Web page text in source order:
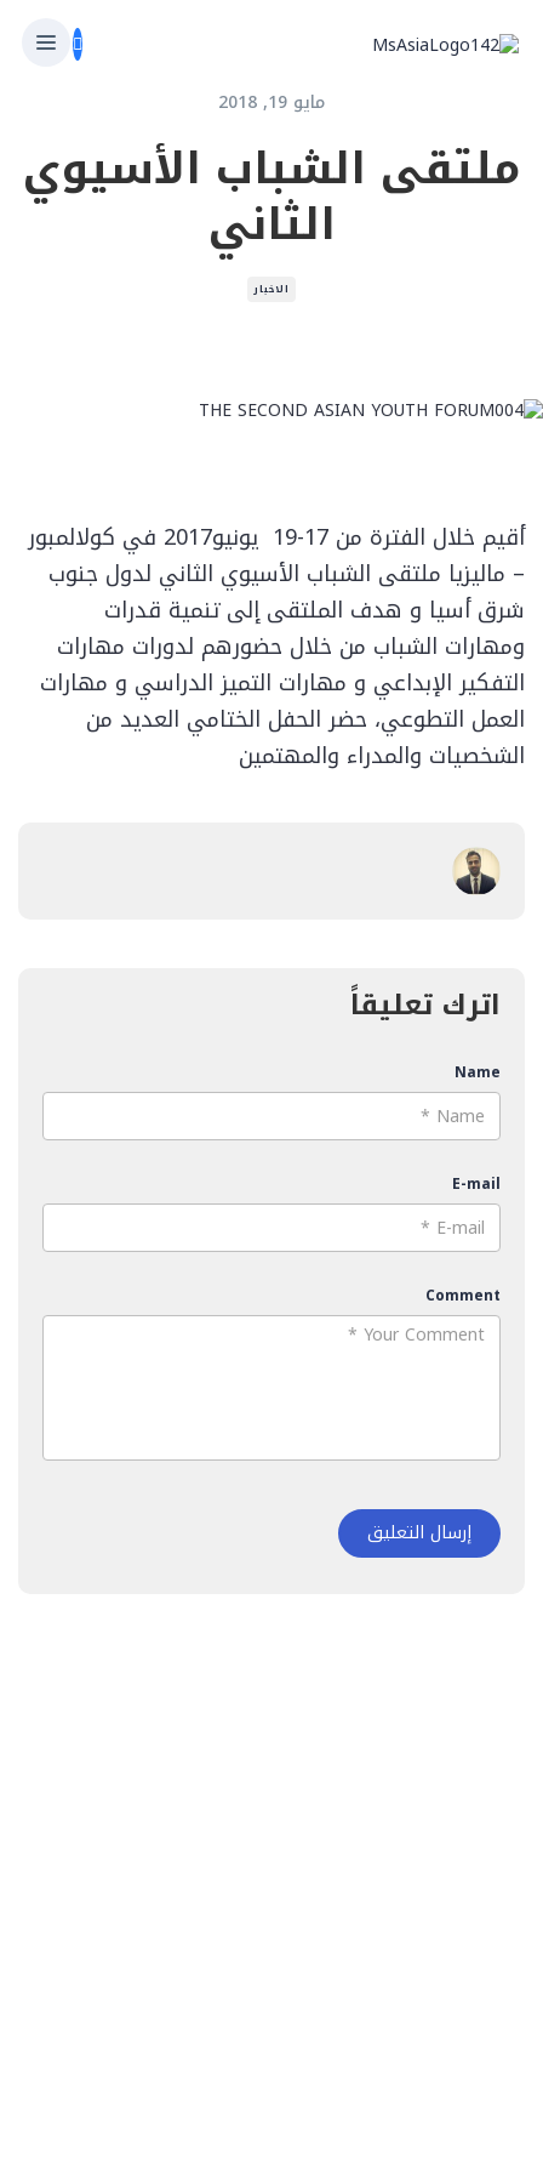
مايو 19, 2018
ملتقى الشباب الأسيوي
الثاني
الاخبار
أقيم خلال الفترة من 17-19 يونيو2017 في كولالمبور
– ماليزيا ملتقى الشباب الأسيوي الثاني لدول جنوب
شرق أسيا و هدف الملتقى إلى تنمية قدرات
ومهارات الشباب من خلال حضورهم لدورات مهارات
التفكير الإبداعي و مهارات التميز الدراسي و مهارات
العمل التطوعي، حضر الحفل الختامي العديد من
الشخصيات والمدراء والمهتمين
اترك تعليقاً
Name
E-mail
Comment
إرسال التعليق